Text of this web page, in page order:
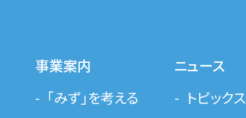
事業案内
「みず」を考える
ニュース
トピックス